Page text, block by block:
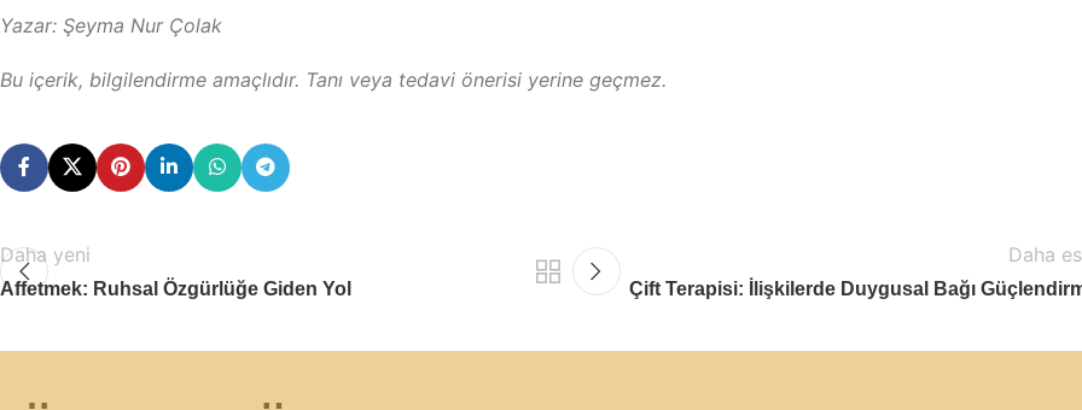
Yazar: Şeyma Nur Çolak
Bu içerik, bilgilendirme amaçlıdır. Tanı veya tedavi önerisi yerine geçmez.
Daha yeni
Affetmek: Ruhsal Özgürlüğe Giden Yol
Daha
Çift Terapisi: İlişkilerde Duygusal Bağı